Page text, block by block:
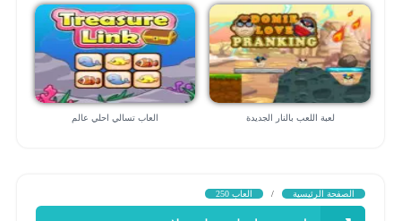
لعبة اللعب بالنار الجديدة العاب تسالي احلي عالم
الصفحة الرئيسية / العاب 250